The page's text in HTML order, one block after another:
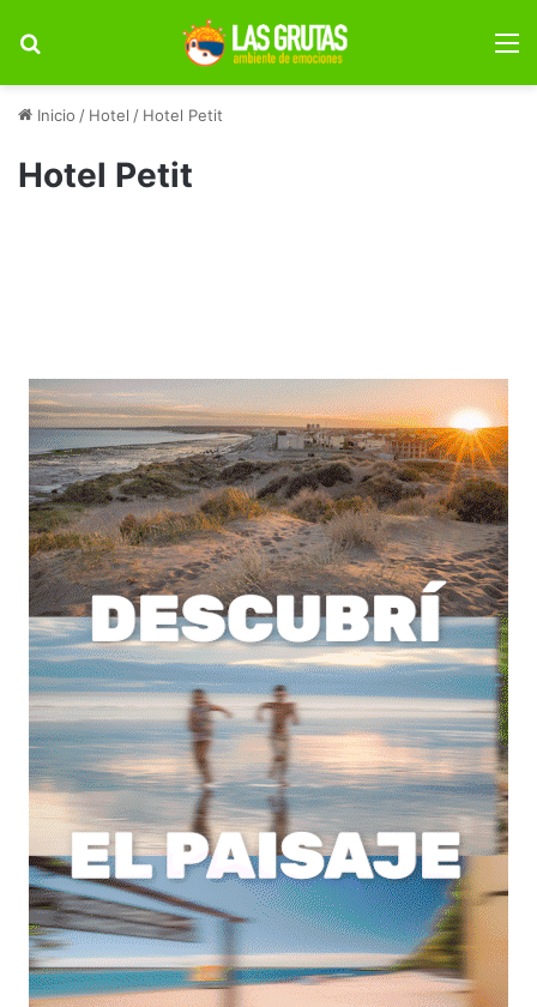
Inicio / Hotel / Hotel Petit
Hotel Petit